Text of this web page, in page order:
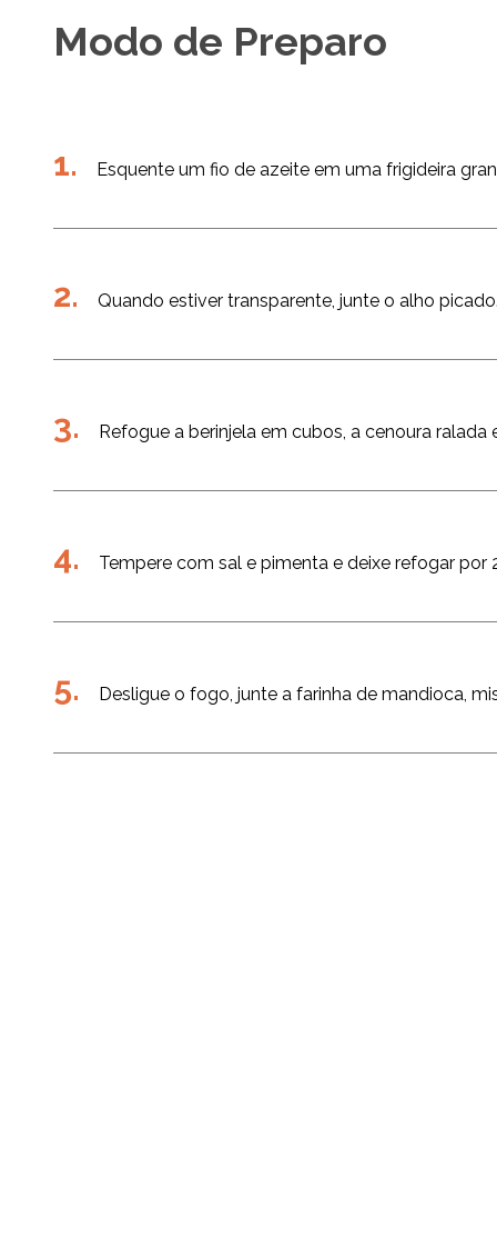
Modo de Preparo
Esquente um fio de azeite em uma frigideira
Quando estiver transparente, junte o alho picado.
Refogue a berinjela em cubos, a cenoura ralada
Tempere com sal e pimenta e deixe refogar por
Desligue o fogo, junte a farinha de mandioca,